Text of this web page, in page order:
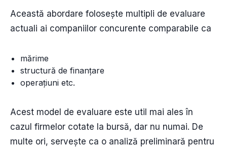
Această abordare folosește multipli de evaluare
actuali ai companiilor concurente comparabile ca
mărime
structură de finanțare
operațiuni etc.
Acest model de evaluare este util mai ales în
cazul firmelor cotate la bursă, dar nu numai. De
multe ori, servește ca o analiză preliminară pentru